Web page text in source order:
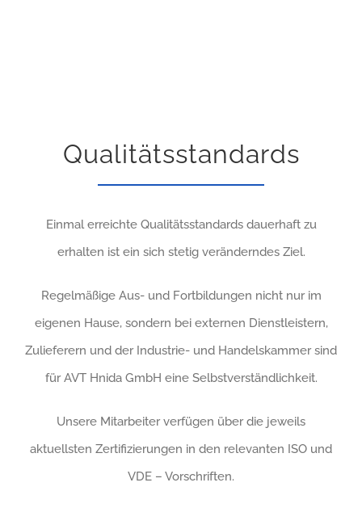
Qualitätsstandards
Einmal erreichte Qualitätsstandards dauerhaft zu
erhalten ist ein sich stetig veränderndes Ziel.
Regelmäßige Aus- und Fortbildungen nicht nur im
eigenen Hause, sondern bei externen Dienstleistern,
Zulieferern und der Industrie- und Handelskammer sind
für AVT Hnida GmbH eine Selbstverständlichkeit.
Unsere Mitarbeiter verfügen über die jeweils
aktuellsten Zertifizierungen in den relevanten ISO und
VDE – Vorschriften.